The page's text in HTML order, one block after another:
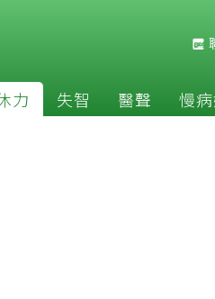
力 失智 醫聲 慢